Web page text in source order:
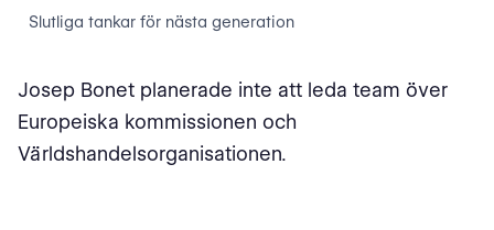
Slutliga tankar för nästa generation
Josep Bonet planerade inte att leda team över
Europeiska kommissionen och
Världshandelsorganisationen.